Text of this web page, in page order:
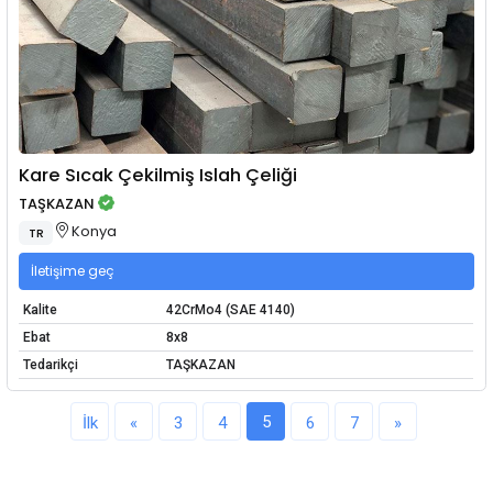
Kare Sıcak Çekilmiş Islah Çeliği
TAŞKAZAN
TR Konya
İletişime geç
Kalite
42CrMo4 (SAE 4140)
Ebat
8x8
Tedarikçi
TAŞKAZAN
İlk « 3 4 5 6 7 »